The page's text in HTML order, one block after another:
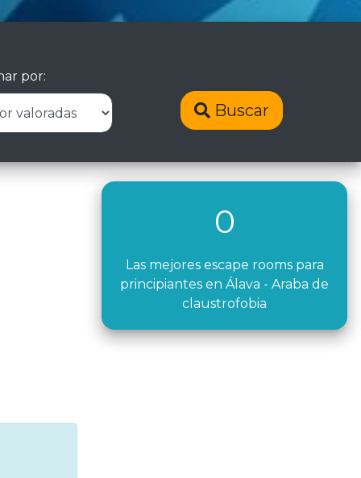
por:
Buscar
0
Las mejores escape rooms para
principiantes en Álava - Araba de
claustrofobia